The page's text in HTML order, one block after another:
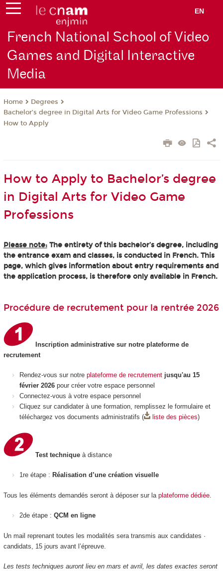
EN
French National School of Video
Games and Digital Interactive
Media
Home
Degrees
Bachelor’s degree in Digital Arts for Video Game Professions
How to Apply
How to Apply to Bachelor’s degree
in Digital Arts for Video Game
Professions
Please note:The entirety of this bachelor’s degree, including
the entrance exam and classes, is conducted in French. This
page, which gives information about entry requirements and
the application process, is therefore only available in French.
Procédure de recrutement pour la rentrée 2026
Inscription administrative sur notre plateforme de
recrutement
Rendez-vous sur notre plateforme de recrutement jusqu'au 15
février 2026 pour créer votre espace personnel
Connectez-vous à votre espace personnel
Cliquez sur candidater à une formation, remplissez le formulaire et
téléchargez vos documents administratifs (
liste des pièces)
Test techniqueà distance
1re étape : Réalisation d’une création visuelle
Tous les éléments demandés seront à déposer sur la plateforme dédiée.
2de étape : QCM en ligne
Un mail reprenant toutes les modalités sera transmis aux candidates ·
candidats, 15 jours avant l’épreuve.
Les tests techniques auront lieu en mars et avril, les dates exactes seront